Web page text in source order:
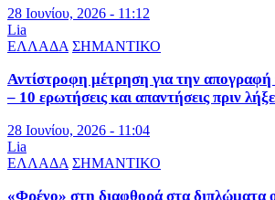
28 Ιουνίου, 2026 - 11:12
Lia
ΕΛΛΑΔΑ ΣΗΜΑΝΤΙΚΟ
Αντίστροφη μέτρηση για την
– 10 ερωτήσεις και απαντήσεις πριν
28 Ιουνίου, 2026 - 11:04
Lia
ΕΛΛΑΔΑ ΣΗΜΑΝΤΙΚΟ
«Φρένο» στη διαφθορά στα διπλώματα